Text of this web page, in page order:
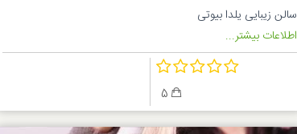
سالن زیبایی یلدا بیوتی
اطلاعات بیشتر...
5